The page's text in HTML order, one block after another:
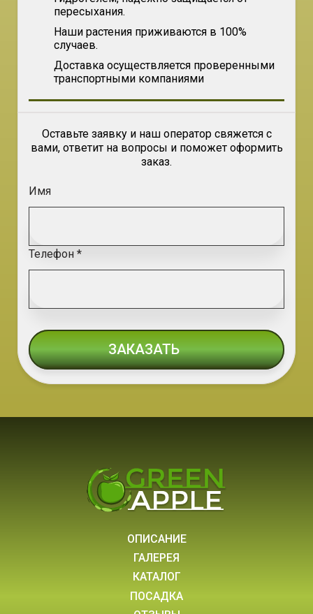
пересыхания.
Наши растения приживаются в 100%
случаев.
Доставка осуществляется проверенными
транспортными компаниями
Оставьте заявку и наш оператор свяжется с
вами, ответит на вопросы и поможет оформить
заказ.
Имя
Телефон *
ЗАКАЗАТЬ
ОПИСАНИЕ
ГАЛЕРЕЯ
КАТАЛОГ
ПОСАДКА